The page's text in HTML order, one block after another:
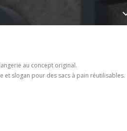
au concept original.
et slogan pour des sacs à pain réutilisables.